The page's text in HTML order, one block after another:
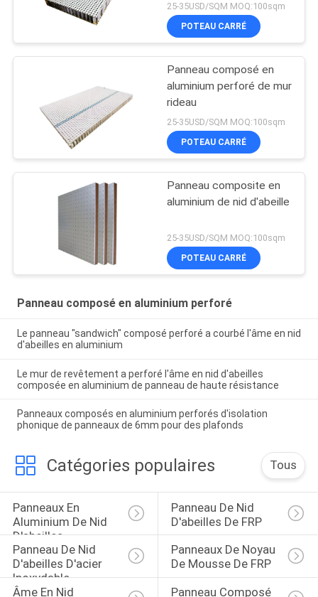
25-35USD/SQM MOQ:100sqm
POTEAU CARRÉ
Panneau composé en
aluminium perforé de mur
rideau
25-35USD/SQM MOQ:100sqm
POTEAU CARRÉ
Panneau composite en
aluminium de nid d'abeille
25-35USD/SQM MOQ:100sqm
POTEAU CARRÉ
Panneau composé en aluminium perforé
Le panneau "sandwich" composé perforé a courbé l'âme en nid
d'abeilles en aluminium
Le mur de revêtement a perforé l'âme en nid d'abeilles
composée en aluminium de panneau de haute résistance
Panneaux composés en aluminium perforés d'isolation
phonique de panneaux de 6mm pour des plafonds
Catégories populaires Tous
Panneaux En
Aluminium De Nid
D'abeilles
Panneau De Nid
D'abeilles De FRP
Panneau De Nid
D'abeilles D'acier
Inoxydable
Panneaux De Noyau
De Mousse De FRP
Âme En Nid
Panneau Composé